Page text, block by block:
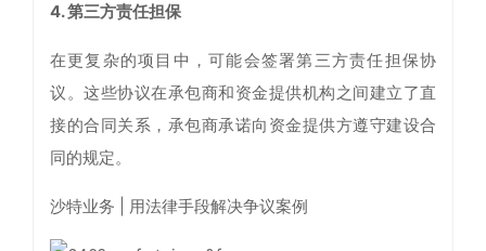
4. 第三方责任担保
在更复杂的项目中，可能会签署第三方责任担保协
议。这些协议在承包商和资金提供机构之间建立了直
接的合同关系，承包商承诺向资金提供方遵守建设合
同的规定。
沙特业务 | 用法律手段解决争议案例